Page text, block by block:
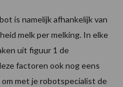
is namelijk afhankelijk van
melk per melking. In elke
uit figuur 1 de
factoren ook nog eens
met je robotspecialist de